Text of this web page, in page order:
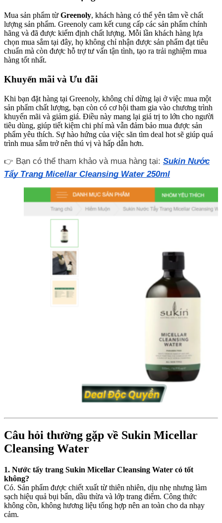
Mua sản phẩm từ Greenoly, khách hàng có thể yên tâm về chất
lượng sản phẩm. Greenoly cam kết cung cấp các sản phẩm chính
hãng và đã được kiểm định chất lượng. Mỗi lần khách hàng lựa
chọn mua sắm tại đây, họ không chỉ nhận được sản phẩm đạt tiêu
chuẩn mà còn được hỗ trợ tư vấn tận tình, tạo ra trải nghiệm mua
hàng tốt nhất.
Khuyến mãi và Ưu đãi
Khi bạn đặt hàng tại Greenoly, không chỉ dừng lại ở việc mua một
sản phẩm chất lượng, bạn còn có cơ hội tham gia vào chương trình
khuyến mãi và giảm giá. Điều này mang lại giá trị to lớn cho người
tiêu dùng, giúp tiết kiệm chi phí mà vẫn đảm bảo mua được sản
phẩm yêu thích. Sự hào hứng của việc săn tìm deal hot sẽ giúp quá
trình mua sắm trở nên thú vị và hấp dẫn hơn.
👉 Bạn có thể tham khảo và mua hàng tại: Sukin Nước
Tẩy Trang Micellar Cleansing Water 250ml
Câu hỏi thường gặp về Sukin Micellar
Cleansing Water
1. Nước tẩy trang Sukin Micellar Cleansing Water có tốt
không?
Có. Sản phẩm được chiết xuất từ thiên nhiên, dịu nhẹ nhưng làm
sạch hiệu quả bụi bẩn, dầu thừa và lớp trang điểm. Công thức
không cồn, không hương liệu tổng hợp nên an toàn cho da nhạy
cảm.